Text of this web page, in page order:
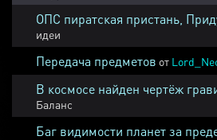
ОПС пиратская пристань,
идеи
Передача предметов от
В космосе найден чертёж
Баланс
Баг видимости планет за